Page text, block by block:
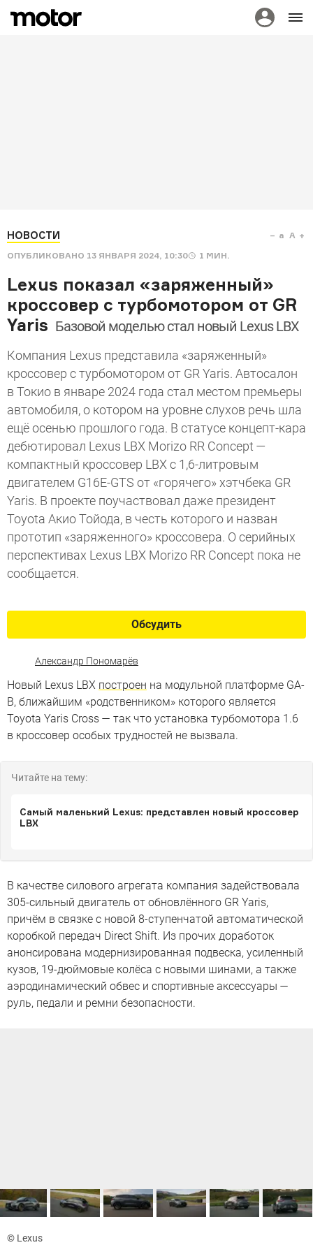
НОВОСТИ
ОПУБЛИКОВАНО 13 ЯНВАРЯ 2024, 10:30 1 МИН.
a A
Lexus показал «заряженный»
кроссовер с турбомотором от GR
Yaris Базовой моделью стал новый Lexus LBX
Компания Lexus представила «заряженный»
кроссовер с турбомотором от GR Yaris. Автосалон
в Токио в январе 2024 года стал местом премьеры
автомобиля, о котором на уровне слухов речь шла
ещё осенью прошлого года. В статусе концепт-кара
дебютировал Lexus LBX Morizo RR Concept —
компактный кроссовер LBX с 1,6-литровым
двигателем G16E-GTS от «горячего» хэтчбека GR
Yaris. В проекте поучаствовал даже президент
Toyota Акио Тойода, в честь которого и назван
прототип «заряженного» кроссовера. О серийных
перспективах Lexus LBX Morizo RR Concept пока не
сообщается.
Обсудить
Александр Пономарёв
Новый Lexus LBX построен на модульной платформе GA-
B, ближайшим «родственником» которого является
Toyota Yaris Cross — так что установка турбомотора 1.6
в кроссовер особых трудностей не вызвала.
Читайте на тему:
Самый маленький Lexus: представлен новый кроссовер
LBX
В качестве силового агрегата компания задействовала
305-сильный двигатель от обновлённого GR Yaris,
причём в связке с новой 8-ступенчатой автоматической
коробкой передач Direct Shift. Из прочих доработок
анонсирована модернизированная подвеска, усиленный
кузов, 19-дюймовые колёса с новыми шинами, а также
аэродинамический обвес и спортивные аксессуары —
руль, педали и ремни безопасности.
© Lexus